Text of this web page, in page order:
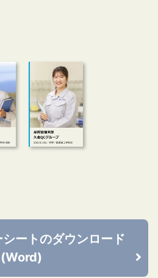
ートのダウンロード
(Word)